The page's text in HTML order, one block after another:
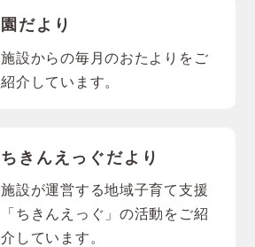
園だより
施設からの毎月のおたよりをご
紹介しています。
ちきんえっぐだより
施設が運営する地域子育て支援
「ちきんえっぐ」の活動をご紹
介しています。